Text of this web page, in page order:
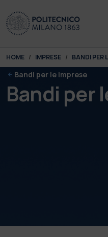
You are here:
HOME IMPRESE BANDI PER
Bandi per le imprese
Bandi per